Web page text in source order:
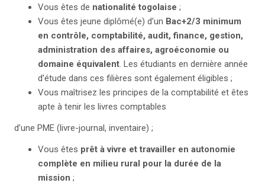
Vous êtes de nationalité togolaise ;
Vous êtes jeune diplômé(e) d’un Bac+2/3 minimum
en contrôle, comptabilité, audit, finance, gestion,
administration des affaires, agroéconomie ou
domaine équivalent. Les étudiants en dernière année
d’étude dans ces filières sont également éligibles ;
Vous maîtrisez les principes de la comptabilité et êtes
apte à tenir les livres comptables
d’une PME (livre-journal, inventaire) ;
Vous êtes prêt à vivre et travailler en autonomie
complète en milieu rural pour la durée de la
mission ;